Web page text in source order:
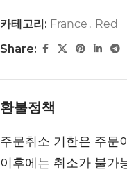
카테고리: France , Red
Share:
환불정책
주문취소 기한은 주문
이후에는 취소가 불가